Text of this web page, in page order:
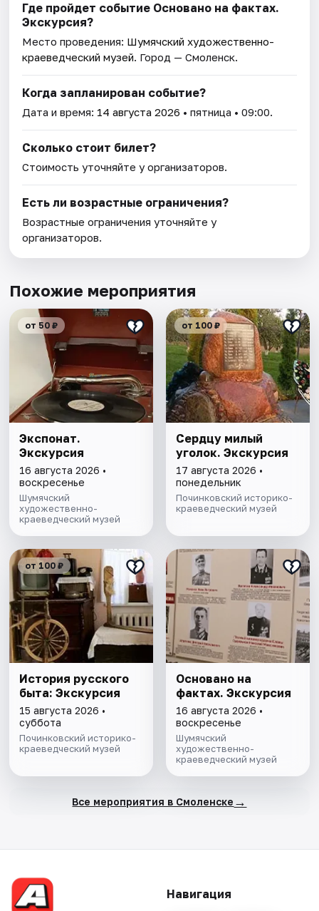
Где пройдет событие Основано на фактах.
Экскурсия?
Место проведения: Шумячский художественно-
краеведческий музей. Город — Смоленск.
Когда запланирован событие?
Дата и время: 14 августа 2026 • пятница • 09:00.
Сколько стоит билет?
Стоимость уточняйте у организаторов.
Есть ли возрастные ограничения?
Возрастные ограничения уточняйте у
организаторов.
Похожие мероприятия
от 50 ₽
Экспонат.
Экскурсия
16 августа 2026 •
воскресенье
Шумячский
художественно-
краеведческий музей
от 100 ₽
Сердцу милый
уголок. Экскурсия
17 августа 2026 •
понедельник
Починковский историко-
краеведческий музей
от 100 ₽
История русского
быта: Экскурсия
15 августа 2026 •
суббота
Починковский историко-
краеведческий музей
Основано на
фактах. Экскурсия
16 августа 2026 •
воскресенье
Шумячский
художественно-
краеведческий музей
Все мероприятия в Смоленске →
Навигация